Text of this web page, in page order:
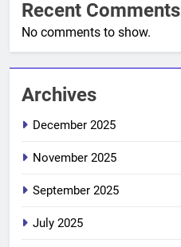
Recent Comments
No comments to show.
Archives
December 2025
November 2025
September 2025
July 2025